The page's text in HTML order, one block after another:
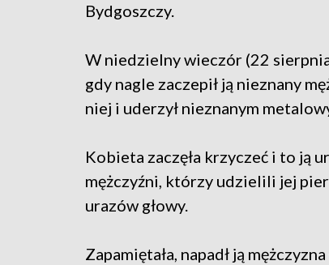
Bydgoszczy.
W niedzielny wieczór (22
gdy nagle zaczepił ją nieznany
niej i uderzył nieznanym
Kobieta zaczęła krzyczeć i to ją
mężczyźni, którzy udzielili jej
urazów głowy.
Zapamiętała, napadł ją